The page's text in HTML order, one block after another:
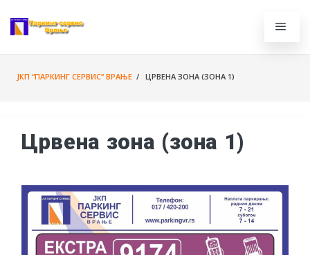
ЈКП “ПАРКИНГ СЕРВИС“ ВРАЊЕ / ЦРВЕНА ЗОНА (ЗОНА 1)
Црвена зона (зона 1)